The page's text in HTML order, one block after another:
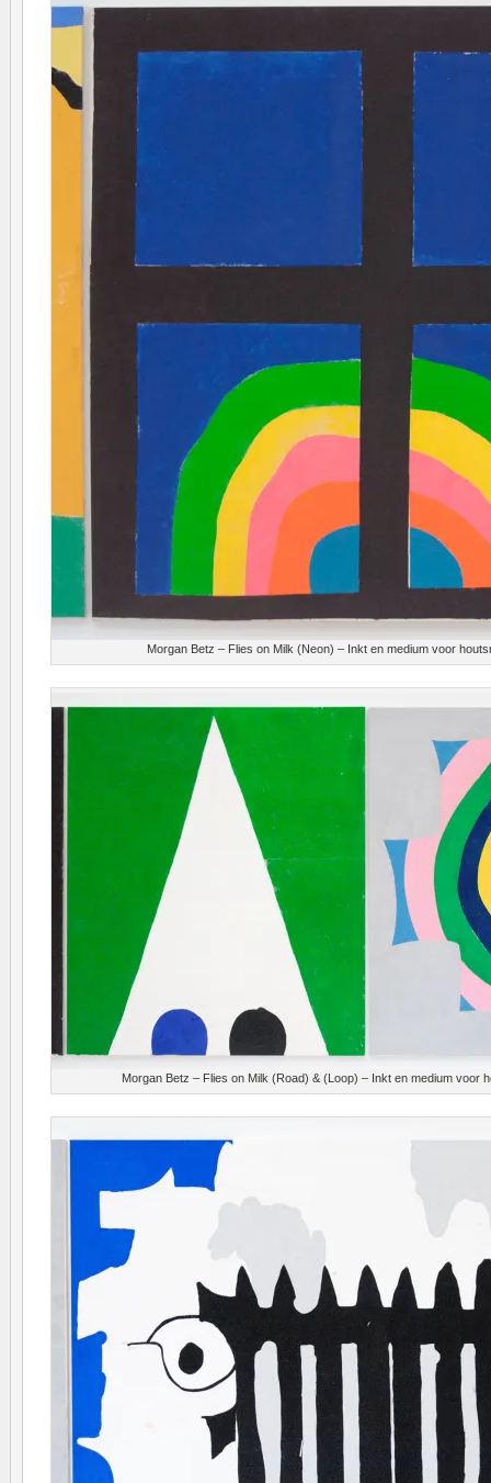
Morgan Betz – Flies on Milk (Neon) – Inkt en medium voor
Morgan Betz – Flies on Milk (Road) & (Loop) – Inkt en medium voor